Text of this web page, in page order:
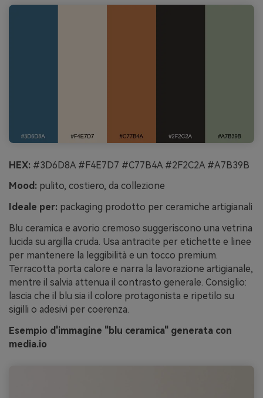
HEX: #3D6D8A #F4E7D7 #C77B4A #2F2C2A #A7B39B
Mood: pulito, costiero, da collezione
Ideale per: packaging prodotto per ceramiche artigianali
Blu ceramica e avorio cremoso suggeriscono una vetrina
lucida su argilla cruda. Usa antracite per etichette e linee
per mantenere la leggibilità e un tocco premium.
Terracotta porta calore e narra la lavorazione artigianale,
mentre il salvia attenua il contrasto generale. Consiglio:
lascia che il blu sia il colore protagonista e ripetilo su
sigilli o adesivi per coerenza.
Esempio d'immagine "blu ceramica" generata con
media.io